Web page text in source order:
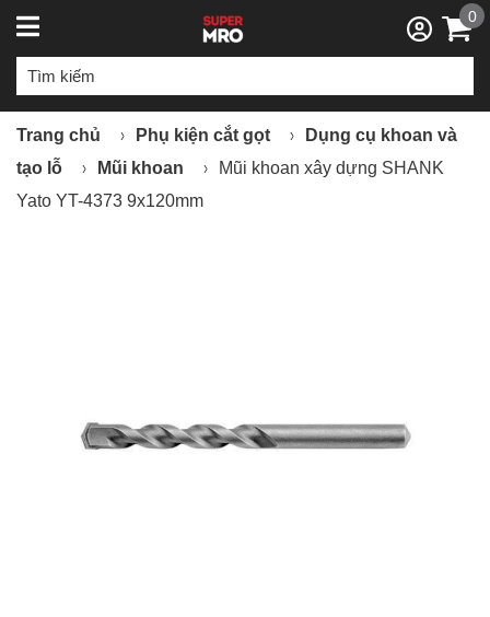
0
Trang chủ Phụ kiện cắt gọt
Dụng cụ khoan và
tạo lỗ
Mũi khoan
Mũi khoan xây dựng SHANK
Yato YT-4373 9x120mm